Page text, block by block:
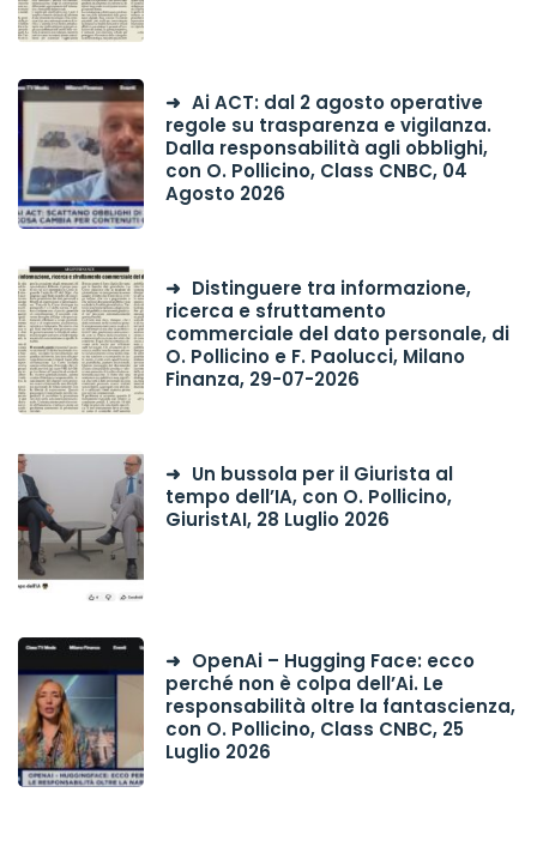
Ai ACT: dal 2 agosto operative
regole su trasparenza e vigilanza.
Dalla responsabilità agli obblighi,
con O. Pollicino, Class CNBC, 04
Agosto 2026
Distinguere tra informazione,
ricerca e sfruttamento
commerciale del dato personale, di
O. Pollicino e F. Paolucci, Milano
Finanza, 29-07-2026
Un bussola per il Giurista al
tempo dell’IA, con O. Pollicino,
GiuristAI, 28 Luglio 2026
OpenAi – Hugging Face: ecco
perché non è colpa dell’Ai. Le
responsabilità oltre la fantascienza,
con O. Pollicino, Class CNBC, 25
Luglio 2026